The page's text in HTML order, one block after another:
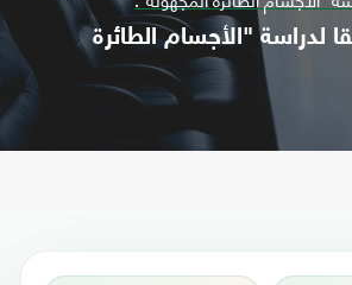
لدراسة "الأجسام الطائرة